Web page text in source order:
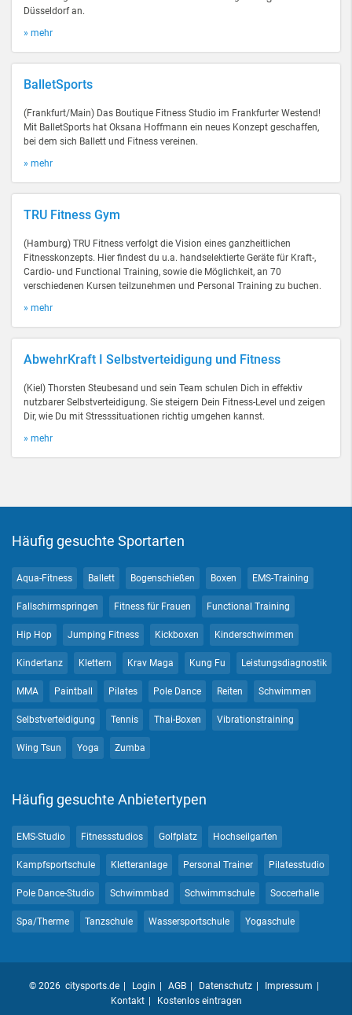
Düsseldorf an.
» mehr
BalletSports
(Frankfurt/Main) Das Boutique Fitness Studio im Frankfurter Westend!
Mit BalletSports hat Oksana Hoffmann ein neues Konzept geschaffen,
bei dem sich Ballett und Fitness vereinen.
» mehr
TRU Fitness Gym
(Hamburg) TRU Fitness verfolgt die Vision eines ganzheitlichen
Fitnesskonzepts. Hier findest du u.a. handselektierte Geräte für Kraft-,
Cardio- und Functional Training, sowie die Möglichkeit, an 70
verschiedenen Kursen teilzunehmen und Personal Training zu buchen.
» mehr
AbwehrKraft I Selbstverteidigung und Fitness
(Kiel) Thorsten Steubesand und sein Team schulen Dich in effektiv
nutzbarer Selbstverteidigung. Sie steigern Dein Fitness-Level und zeigen
Dir, wie Du mit Stresssituationen richtig umgehen kannst.
» mehr
Häufig gesuchte Sportarten
Aqua-Fitness Ballett Bogenschießen Boxen EMS-Training
Fallschirmspringen Fitness für Frauen Functional Training
Hip Hop Jumping Fitness Kickboxen Kinderschwimmen
Kindertanz Klettern Krav Maga Kung Fu Leistungsdiagnostik
MMA Paintball Pilates Pole Dance Reiten Schwimmen
Selbstverteidigung Tennis Thai-Boxen Vibrationstraining
Wing Tsun Yoga Zumba
Häufig gesuchte Anbietertypen
EMS-Studio Fitnessstudios Golfplatz Hochseilgarten
Kampfsportschule Kletteranlage Personal Trainer Pilatesstudio
Pole Dance-Studio Schwimmbad Schwimmschule Soccerhalle
Spa/Therme Tanzschule Wassersportschule Yogaschule
© 2026 citysports.de Login AGB Datenschutz
Impressum
Kontakt
Kostenlos eintragen